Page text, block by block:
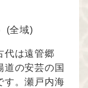
(全域)
代は遠管郷
道の安芸の国
す。瀬戸内海